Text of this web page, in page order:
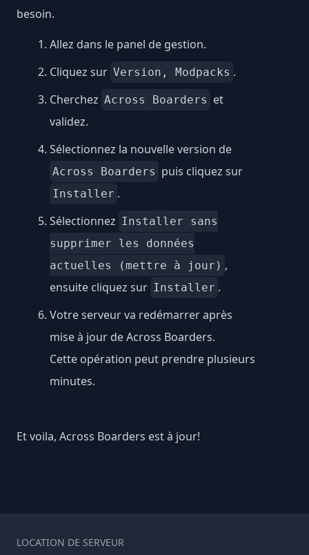
besoin.
Allez dans le panel de gestion.
Cliquez sur Version, Modpacks .
Cherchez Across Boarders et
validez.
Sélectionnez la nouvelle version de
Across Boarders puis cliquez sur
Installer .
Sélectionnez Installer sans
supprimer les données
actuelles (mettre à jour) ,
ensuite cliquez sur Installer .
Votre serveur va redémarrer après
mise à jour de Across Boarders.
Cette opération peut prendre plusieurs
minutes.
Et voila, Across Boarders est à jour!
LOCATION DE SERVEUR